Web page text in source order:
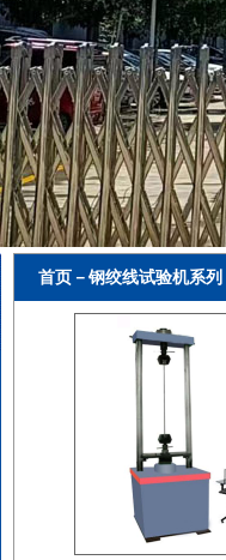
首页－钢绞线试验机系列